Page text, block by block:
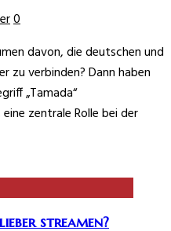
0
davon, die deutschen und
zu verbinden? Dann haben
„Tamada“
zentrale Rolle bei der
streamen?